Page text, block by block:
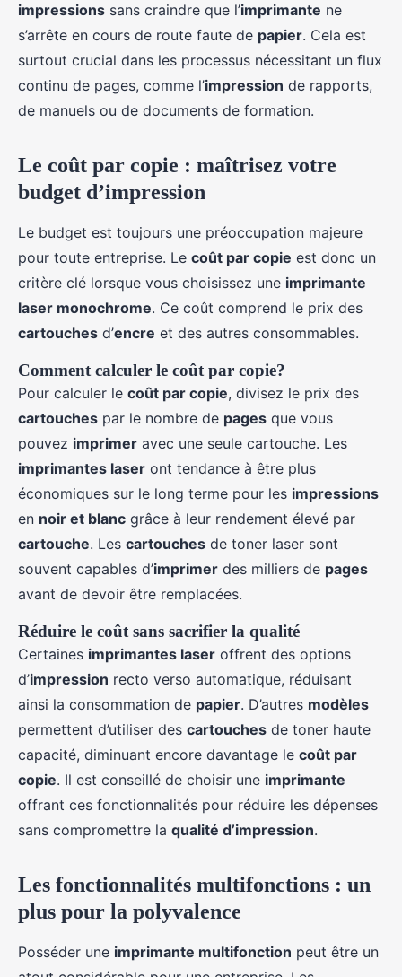
impressions sans craindre que l’imprimante ne
s’arrête en cours de route faute de papier. Cela est
surtout crucial dans les processus nécessitant un flux
continu de pages, comme l’impression de rapports,
de manuels ou de documents de formation.
Le coût par copie : maîtrisez votre
budget d’impression
Le budget est toujours une préoccupation majeure
pour toute entreprise. Le coût par copie est donc un
critère clé lorsque vous choisissez une imprimante
laser monochrome. Ce coût comprend le prix des
cartouches d’encre et des autres consommables.
Comment calculer le coût par copie?
Pour calculer le coût par copie, divisez le prix des
cartouches par le nombre de pages que vous
pouvez imprimer avec une seule cartouche. Les
imprimantes laser ont tendance à être plus
économiques sur le long terme pour les impressions
en noir et blanc grâce à leur rendement élevé par
cartouche. Les cartouches de toner laser sont
souvent capables d’imprimer des milliers de pages
avant de devoir être remplacées.
Réduire le coût sans sacrifier la qualité
Certaines imprimantes laser offrent des options
d’impression recto verso automatique, réduisant
ainsi la consommation de papier. D’autres modèles
permettent d’utiliser des cartouches de toner haute
capacité, diminuant encore davantage le coût par
copie. Il est conseillé de choisir une imprimante
offrant ces fonctionnalités pour réduire les dépenses
sans compromettre la qualité d’impression.
Les fonctionnalités multifonctions : un
plus pour la polyvalence
Posséder une imprimante multifonction peut être un